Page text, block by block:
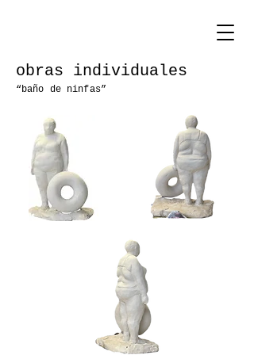
obras individuales
“baño de ninfas”